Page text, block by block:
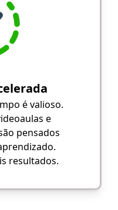
é valioso.
e
pensados
resultados.